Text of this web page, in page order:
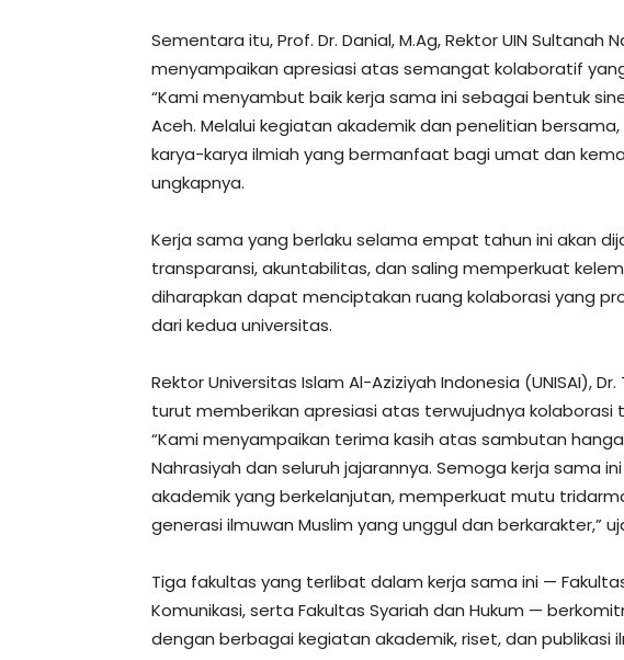
Sementara itu, Prof. Dr. Danial, M.Ag, Rektor UIN Sultanah
menyampaikan apresiasi atas semangat kolaboratif yang
“Kami menyambut baik kerja sama ini sebagai bentuk
Aceh. Melalui kegiatan akademik dan penelitian
karya-karya ilmiah yang bermanfaat bagi umat dan
ungkapnya.
Kerja sama yang berlaku selama empat tahun ini akan
transparansi, akuntabilitas, dan saling memperkuat
diharapkan dapat menciptakan ruang kolaborasi yang
dari kedua universitas.
Rektor Universitas Islam Al-Aziziyah Indonesia (UNISAI),
turut memberikan apresiasi atas terwujudnya kolaborasi
“Kami menyampaikan terima kasih atas sambutan
Nahrasiyah dan seluruh jajarannya. Semoga kerja sama
akademik yang berkelanjutan, memperkuat mutu
generasi ilmuwan Muslim yang unggul dan berkarakter,”
Tiga fakultas yang terlibat dalam kerja sama ini —
Komunikasi, serta Fakultas Syariah dan Hukum —
dengan berbagai kegiatan akademik, riset, dan publikasi